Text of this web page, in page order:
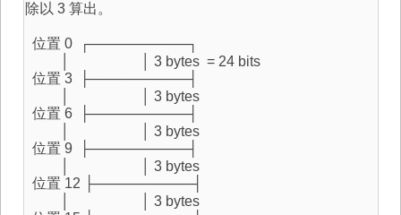
除以 3 算出。
位置 0 ┌──────────┐
│ │ 3 bytes = 24 bits
位置 3 ├──────────┤
│ │ 3 bytes
位置 6 ├──────────┤
│ │ 3 bytes
位置 9 ├──────────┤
│ │ 3 bytes
位置 12 ├──────────┤
│ │ 3 bytes